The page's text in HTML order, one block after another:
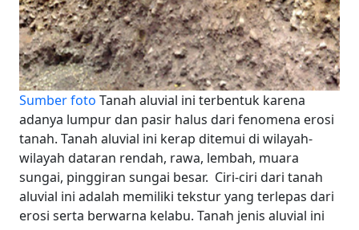
Sumber foto Tanah aluvial ini terbentuk karena
adanya lumpur dan pasir halus dari fenomena erosi
tanah. Tanah aluvial ini kerap ditemui di wilayah-
wilayah dataran rendah, rawa, lembah, muara
sungai, pinggiran sungai besar. Ciri-ciri dari tanah
aluvial ini adalah memiliki tekstur yang terlepas dari
erosi serta berwarna kelabu. Tanah jenis aluvial ini